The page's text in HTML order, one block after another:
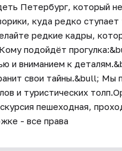
Петербург, который
куда редко
редкие кадры,
подойдёт
и вниманием к
свои тайны.&bull;
и туристических
пешеходная,
- все права